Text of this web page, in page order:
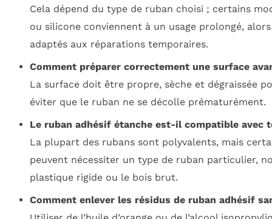
Cela dépend du type de ruban choisi ; certains
ou silicone conviennent à un usage prolongé,
adaptés aux réparations temporaires.
Comment préparer correctement une surface
La surface doit être propre, sèche et dégraissée
éviter que le ruban ne se décolle prématurément.
Le ruban adhésif étanche est-il compatible avec
La plupart des rubans sont polyvalents, mais
peuvent nécessiter un type de ruban particulier,
plastique rigide ou le bois brut.
Comment enlever les résidus de ruban adhésif